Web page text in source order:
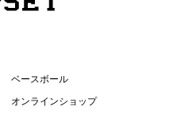
ベースボール
オンラインショップ